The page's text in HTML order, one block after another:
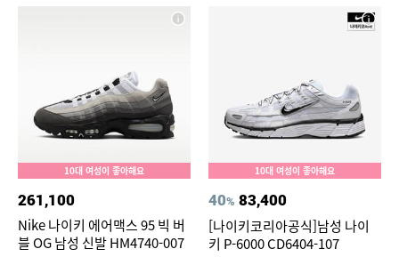
10대 여성이 좋아해요
261,100
Nike 나이키 에어맥스 95 빅 버
블 OG 남성 신발 HM4740-007
10대 여성이 좋아해요
40% 83,400
[나이키코리아공식]남성 나이
키 P-6000 CD6404-107